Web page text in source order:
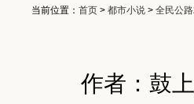
当前位置： 首页 > 都市小说 > 全民公
作者：鼓